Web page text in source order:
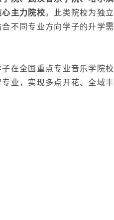
主力院校。此类院校为独立
不同专业方向学子的升学需
在全国重点专业音乐学院校
业，实现多点开花、全域丰